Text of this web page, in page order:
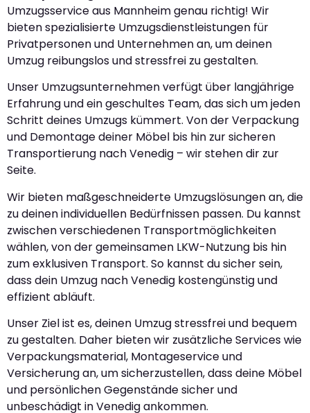
Umzugsservice aus Mannheim genau richtig! Wir
bieten spezialisierte Umzugsdienstleistungen für
Privatpersonen und Unternehmen an, um deinen
Umzug reibungslos und stressfrei zu gestalten.
Unser Umzugsunternehmen verfügt über langjährige
Erfahrung und ein geschultes Team, das sich um jeden
Schritt deines Umzugs kümmert. Von der Verpackung
und Demontage deiner Möbel bis hin zur sicheren
Transportierung nach Venedig – wir stehen dir zur
Seite.
Wir bieten maßgeschneiderte Umzugslösungen an, die
zu deinen individuellen Bedürfnissen passen. Du kannst
zwischen verschiedenen Transportmöglichkeiten
wählen, von der gemeinsamen LKW-Nutzung bis hin
zum exklusiven Transport. So kannst du sicher sein,
dass dein Umzug nach Venedig kostengünstig und
effizient abläuft.
Unser Ziel ist es, deinen Umzug stressfrei und bequem
zu gestalten. Daher bieten wir zusätzliche Services wie
Verpackungsmaterial, Montageservice und
Versicherung an, um sicherzustellen, dass deine Möbel
und persönlichen Gegenstände sicher und
unbeschädigt in Venedig ankommen.